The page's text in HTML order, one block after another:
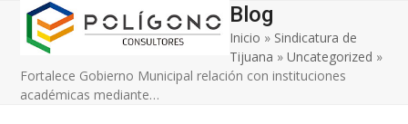
Skip
content
Open
mobile
menu
Close
mobile
menu
Blog
Inicio » Sindicatura de
Tijuana »Uncategorized »
Fortalece Gobierno Municipal relación con instituciones
académicas mediante…